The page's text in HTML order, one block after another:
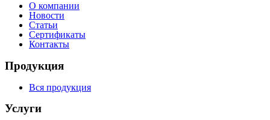
О компании
Новости
Статьи
Сертификаты
Контакты
Продукция
Вся продукция
Услуги